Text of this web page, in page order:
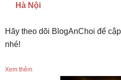
Hà Nội
Hãy theo dõi BlogAnChoi để
nhé!
Xem thêm